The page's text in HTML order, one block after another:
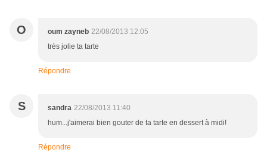
O oum zayneb 22/08/2013 12:05
très jolie ta tarte
Répondre
S sandra 22/08/2013 11:40
hum...j'aimerai bien gouter de ta tarte en dessert à midi!
Répondre